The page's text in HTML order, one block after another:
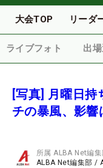
大会TOP リーダ
ライブフォト 出
[写真] 月曜日
チの暴風、影響
所属ALBA Net編集
ALBA Net編集部 /